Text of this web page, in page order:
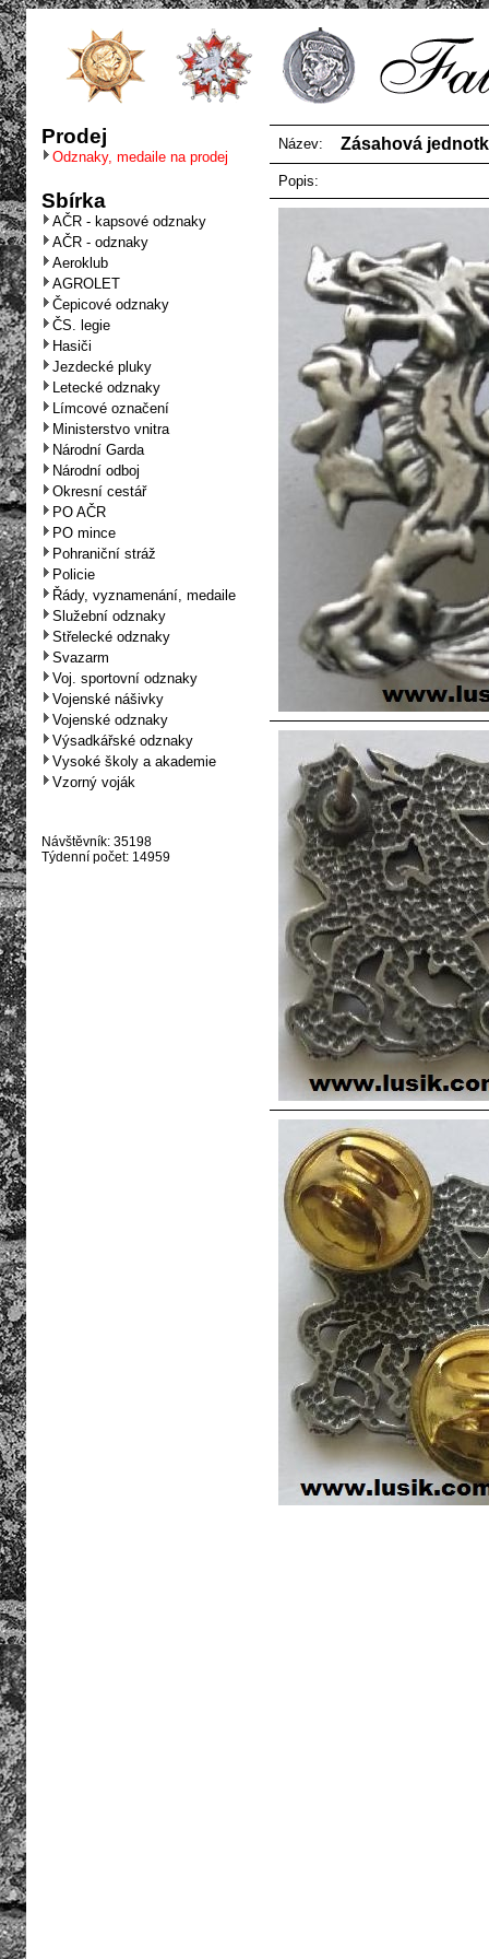
Prodej
Odznaky, medaile na prodej
Sbírka
AČR - kapsové odznaky
AČR - odznaky
Aeroklub
AGROLET
Čepicové odznaky
ČS. legie
Hasiči
Jezdecké pluky
Letecké odznaky
Límcové označení
Ministerstvo vnitra
Národní Garda
Národní odboj
Okresní cestář
PO AČR
PO mince
Pohraniční stráž
Policie
Řády, vyznamenání, medaile
Služební odznaky
Střelecké odznaky
Svazarm
Voj. sportovní odznaky
Vojenské nášivky
Vojenské odznaky
Výsadkářské odznaky
Vysoké školy a akademie
Vzorný voják
Návštěvník: 35198
Týdenní počet: 14959
Název: Zásahová
Popis: